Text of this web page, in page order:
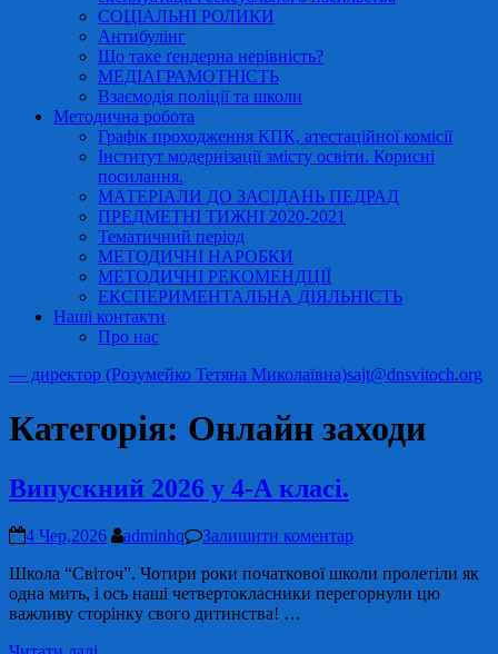
СОЦІАЛЬНІ РОЛИКИ
Антибулінг
Що таке ґендерна нерівність?
МЕДІАГРАМОТНІСТЬ
Взаємодія поліції та школи
Методична робота
Графік проходження КПК, атестаційної комісії
Інститут модернізації змісту освіти. Корисні
посилання.
МАТЕРІАЛИ ДО ЗАСІДАНЬ ПЕДРАД
ПРЕДМЕТНІ ТИЖНІ 2020-2021
Тематичний період
МЕТОДИЧНІ НАРОБКИ
МЕТОДИЧНІ РЕКОМЕНДЦІЇ
ЕКСПЕРИМЕНТАЛЬНА ДІЯЛЬНІСТЬ
Наші контакти
Про нас
— директор (Розумейко Тетяна Миколаївна)sajt@dnsvitoch.org
Категорія: Онлайн заходи
Випускний 2026 у 4-А класі.
4 Чер,2026 adminhq
Залишити коментар
Школа “Світоч”. Чотири роки початкової школи пролетіли як
одна мить, і ось наші четвертокласники перегорнули цю
важливу сторінку свого дитинства! …